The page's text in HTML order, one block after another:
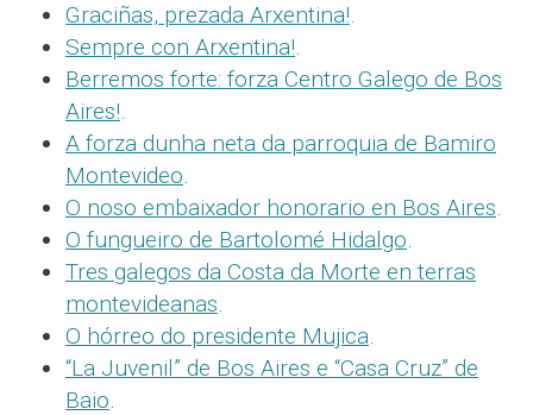
Graciñas, prezada Arxentina!.
Sempre con Arxentina!.
Berremos forte: forza Centro Galego de Bos
Aires!.
A forza dunha neta da parroquia de Bamiro
Montevideo.
O noso embaixador honorario en Bos Aires.
O fungueiro de Bartolomé Hidalgo.
Tres galegos da Costa da Morte en terras
montevideanas.
O hórreo do presidente Mujica.
“La Juvenil” de Bos Aires e “Casa Cruz” de
Baio.